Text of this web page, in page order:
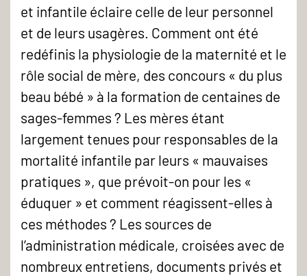
et infantile éclaire celle de leur personnel
et de leurs usagères. Comment ont été
redéfinis la physiologie de la maternité et le
rôle social de mère, des concours « du plus
beau bébé » à la formation de centaines de
sages-femmes ? Les mères étant
largement tenues pour responsables de la
mortalité infantile par leurs « mauvaises
pratiques », que prévoit-on pour les «
éduquer » et comment réagissent-elles à
ces méthodes ? Les sources de
l’administration médicale, croisées avec de
nombreux entretiens, documents privés et